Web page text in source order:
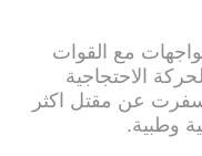
مع القوات
الاحتجاجية
عن مقتل اكثر
وطبية.